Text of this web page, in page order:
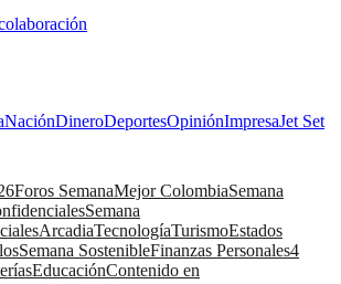
NaciónDineroDeportesOpiniónImpresaJet Set
Foros SemanaMejor ColombiaSemana
Semana
ArcadiaTecnologíaTurismoEstados
Semana SostenibleFinanzas Personales4
EducaciónContenido en